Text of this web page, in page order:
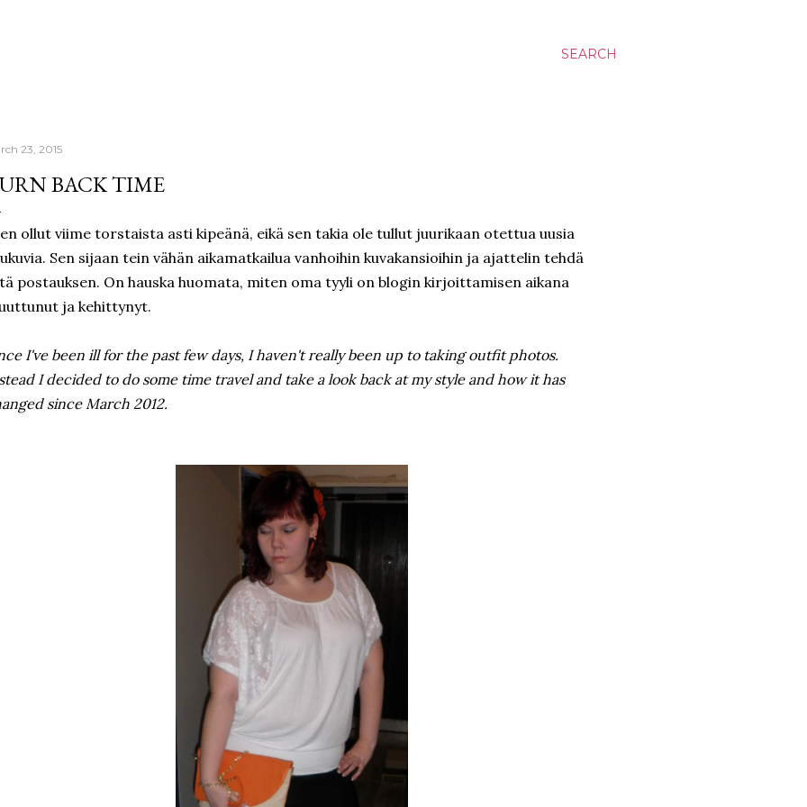
SEARCH
23, 2015
BACK TIME
ollut viime torstaista asti kipeänä, eikä sen takia ole tullut juurikaan otettua uusia
Sen sijaan tein vähän aikamatkailua vanhoihin kuvakansioihin ja ajattelin tehdä
postauksen. On hauska huomata, miten oma tyyli on blogin kirjoittamisen aikana
ja kehittynyt.
I've been ill for the past few days, I haven't really been up to taking outfit photos.
I decided to do some time travel and take a look back at my style and how it has
since March 2012.